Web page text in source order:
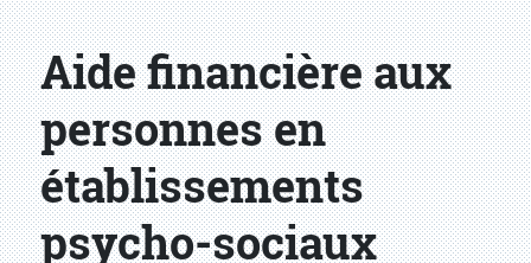
Aide financière aux
personnes en
établissements
psycho-sociaux